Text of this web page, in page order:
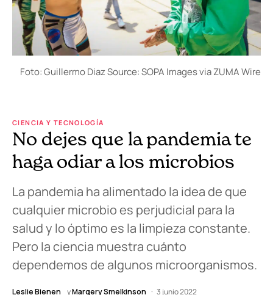
Foto: Guillermo Diaz Source: SOPA Images via ZUMA Wire
CIENCIA Y TECNOLOGÍA
No dejes que la pandemia te
haga odiar a los microbios
La pandemia ha alimentado la idea de que
cualquier microbio es perjudicial para la
salud y lo óptimo es la limpieza constante.
Pero la ciencia muestra cuánto
dependemos de algunos microorganismos.
Leslie Bienen yMargery Smelkinson 3 junio 2022